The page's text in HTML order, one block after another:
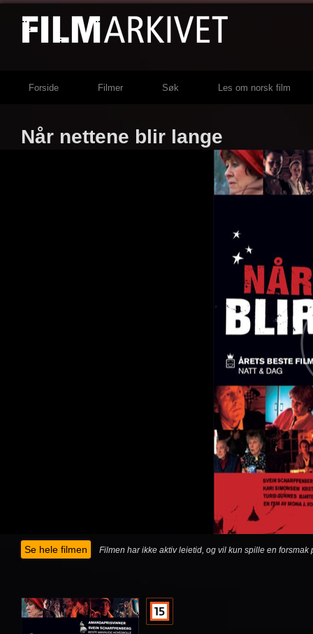
Forside Filmer Søk Les om norsk film
Når nettene blir lange
Se hele filmen Filmen har ikke aktiv leietid, og vil kun spille en forsmak